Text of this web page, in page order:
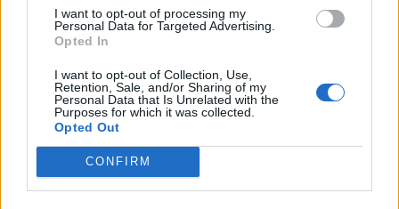
I want to opt-out of processing my
Personal Data for Targeted Advertising.
Opted In
I want to opt-out of Collection, Use,
Retention, Sale, and/or Sharing of my
Personal Data that Is Unrelated with the
Purposes for which it was collected.
Opted Out
CONFIRM
PERSONAL CARE
HOME SECURITY
ΦΩΤΙΣΜΟΣ
ΣΑΛΟΝΙ
ΚΟΥΖΙΝΑ
ΜΠΑΝΙΟ
ΥΠΝΟΔΩΜΑΤΙΟ
HOME OFFICE
OUTDOOR